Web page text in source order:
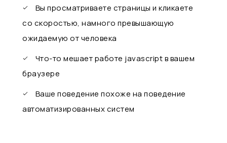
Вы просматриваете страницы и кликаете
со скоростью, намного превышающую
ожидаемую от человека
Что-то мешает работе javascript в вашем
браузере
Ваше поведение похоже на поведение
автоматизированных систем